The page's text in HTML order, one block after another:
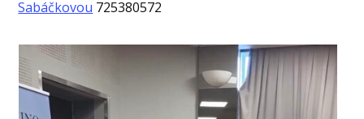
Sabáčkovou 725380572